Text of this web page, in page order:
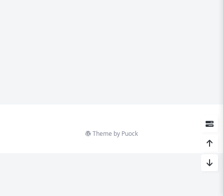
Theme by Puock